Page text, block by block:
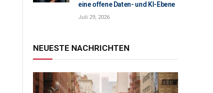
eine offene Daten- und KI-Ebene
Juli 29, 2026
NEUESTE NACHRICHTEN